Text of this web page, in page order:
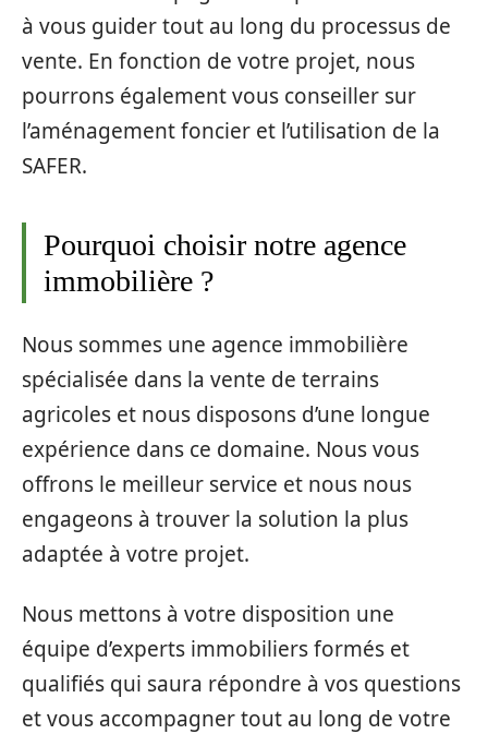
à vous guider tout au long du processus de
vente. En fonction de votre projet, nous
pourrons également vous conseiller sur
l’aménagement foncier et l’utilisation de la
SAFER.
Pourquoi choisir notre agence
immobilière ?
Nous sommes une agence immobilière
spécialisée dans la vente de terrains
agricoles et nous disposons d’une longue
expérience dans ce domaine. Nous vous
offrons le meilleur service et nous nous
engageons à trouver la solution la plus
adaptée à votre projet.
Nous mettons à votre disposition une
équipe d’experts immobiliers formés et
qualifiés qui saura répondre à vos questions
et vous accompagner tout au long de votre